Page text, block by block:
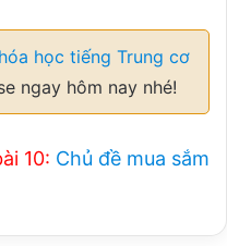
học tiếng Trung cơ
ngay hôm nay nhé!
10: Chủ đề mua sắm